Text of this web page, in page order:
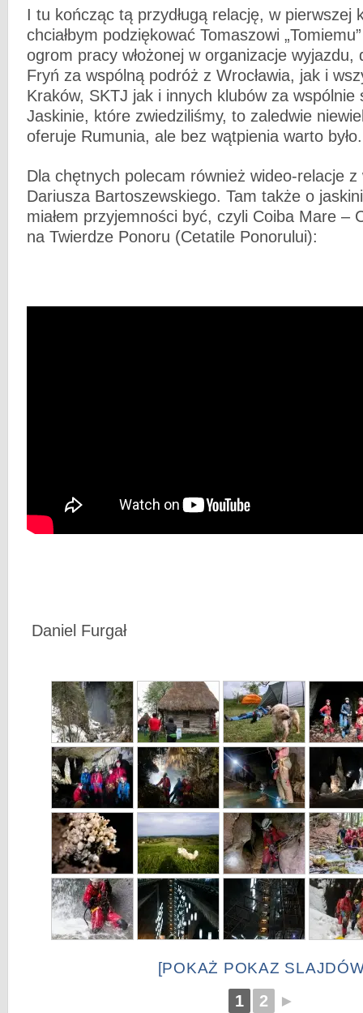
I tu kończąc tą przydługą relację, w pierwszej
chciałbym podziękować Tomaszowi
ogrom pracy włożonej w organizacje wyjazdu,
Fryń za wspólną podróż z Wrocławia, jak i
Kraków, SKTJ jak i innych klubów za wspólnie
Jaskinie, które zwiedziliśmy, to zaledwie
oferuje Rumunia, ale bez wątpienia warto było.
Dla chętnych polecam również wideo-relacje
Dariusza Bartoszewskiego. Tam także o
miałem przyjemności być, czyli Coiba Mare –
na Twierdze Ponoru (Cetatile Ponorului):
Daniel Furgał
[POKAŻ POKAZ
1 2 ►